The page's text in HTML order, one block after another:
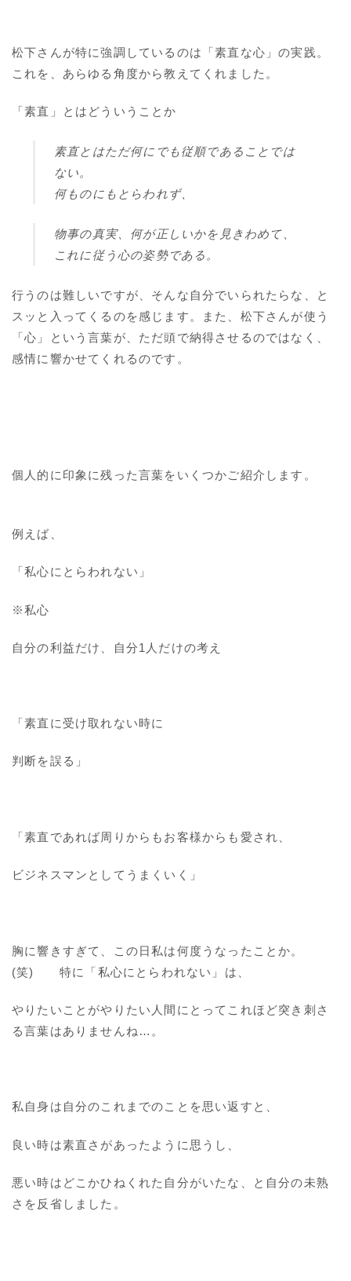
松下さんが特に強調しているのは「素直な心」の実践。
これを、あらゆる角度から教えてくれました。
「素直」とはどういうことか
素直とはただ何にでも従順であることでは
ない。
何ものにもとらわれず、
物事の真実、何が正しいかを見きわめて、
これに従う心の姿勢である。
行うのは難しいですが、そんな自分でいられたらな、と
スッと入ってくるのを感じます。また、松下さんが使う
「心」という言葉が、ただ頭で納得させるのではなく、
感情に響かせてくれるのです。
個人的に印象に残った言葉をいくつかご紹介します。
例えば、
「私心にとらわれない」
※私心
自分の利益だけ、自分1人だけの考え
「素直に受け取れない時に
判断を誤る」
「素直であれば周りからもお客様からも愛され、
ビジネスマンとしてうまくいく」
胸に響きすぎて、この日私は何度うなったことか。
(笑) 特に「私心にとらわれない」は、
やりたいことがやりたい人間にとってこれほど突き刺さ
る言葉はありませんね…。
私自身は自分のこれまでのことを思い返すと、
良い時は素直さがあったように思うし、
悪い時はどこかひねくれた自分がいたな、と自分の未熟
さを反省しました。